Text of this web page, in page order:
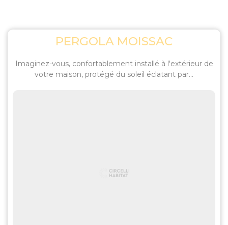
PERGOLA MOISSAC
Imaginez-vous, confortablement installé à l'extérieur de
votre maison, protégé du soleil éclatant par...